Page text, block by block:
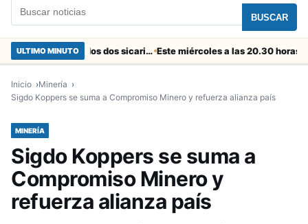
BUSCAR
ULTIMO MINUTO En el “colador” de Cuya fueron capturados dos sicarios colombianos
Inicio
Minería
Sigdo Koppers se suma a Compromiso Minero y refuerza alianza país
MINERÍA
Sigdo Koppers se suma a
Compromiso Minero y
refuerza alianza país